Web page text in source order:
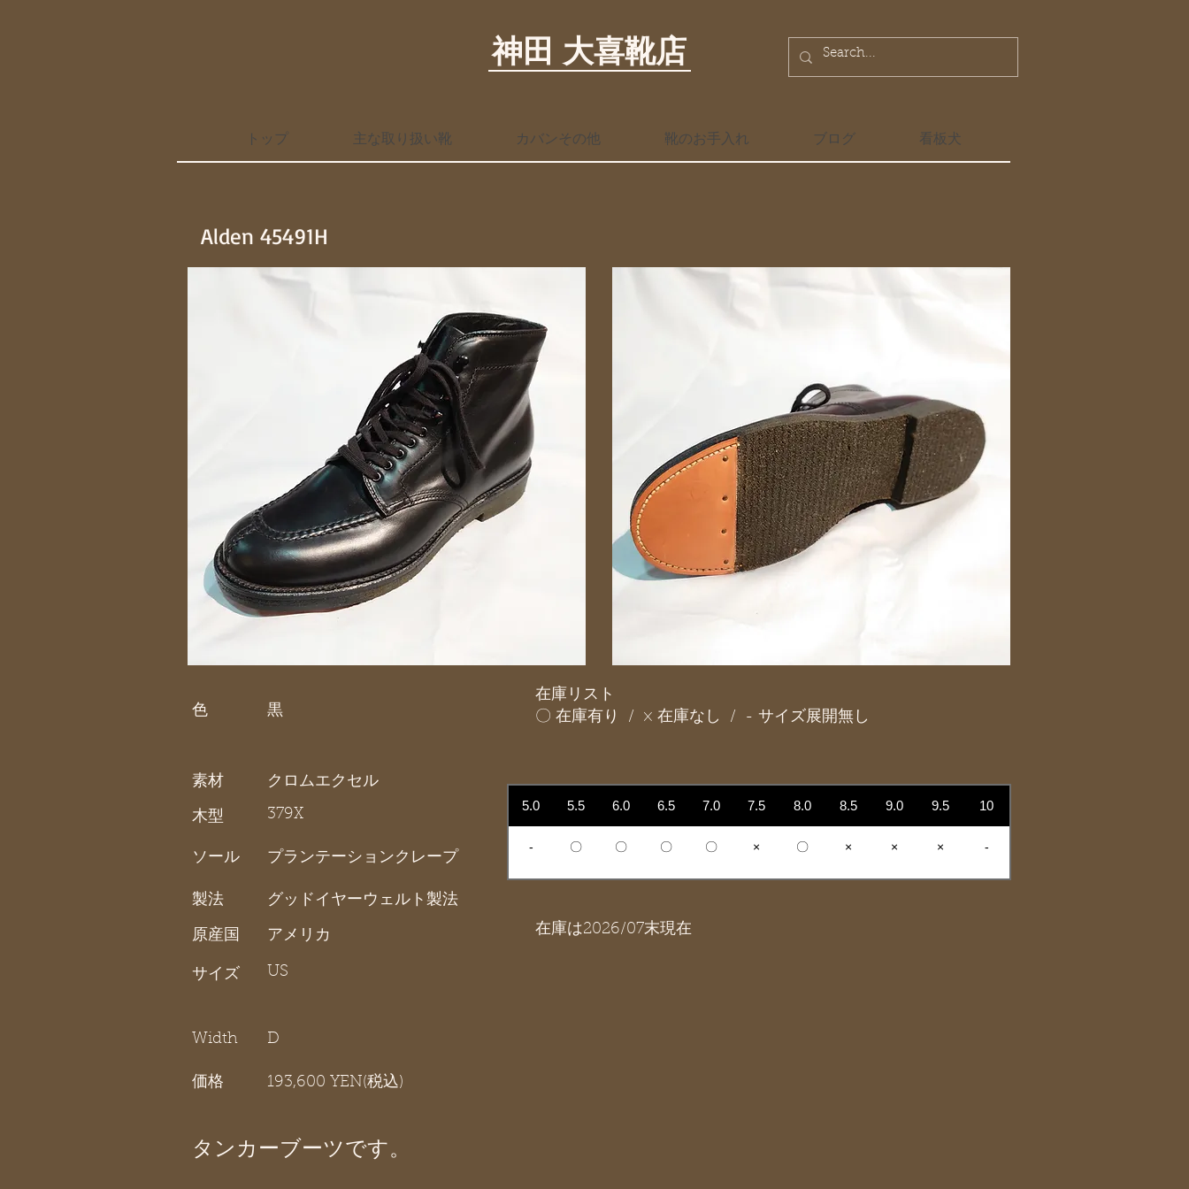
神田 大喜靴店
トップ 主な取り扱い靴 カバンその他 靴のお手入れ ブログ 看板犬
Alden 45491H
色 黒
在庫リスト
〇 在庫有り / × 在庫なし / - サイズ展開無し
素材
木型
ソール
製法
原産国
サイズ
クロムエクセル
379X
プランテーションクレープ
5.0 5.5 6.0 6.5 7.0 7.5 8.0 8.5 9.0 9.5 10
- 〇 〇 〇 〇 × 〇 × × × -
グッドイヤーウェルト製法
アメリカ
US
在庫は2026/07末現在
Width D
価格 193,600 YEN(税込)
タンカーブーツです。